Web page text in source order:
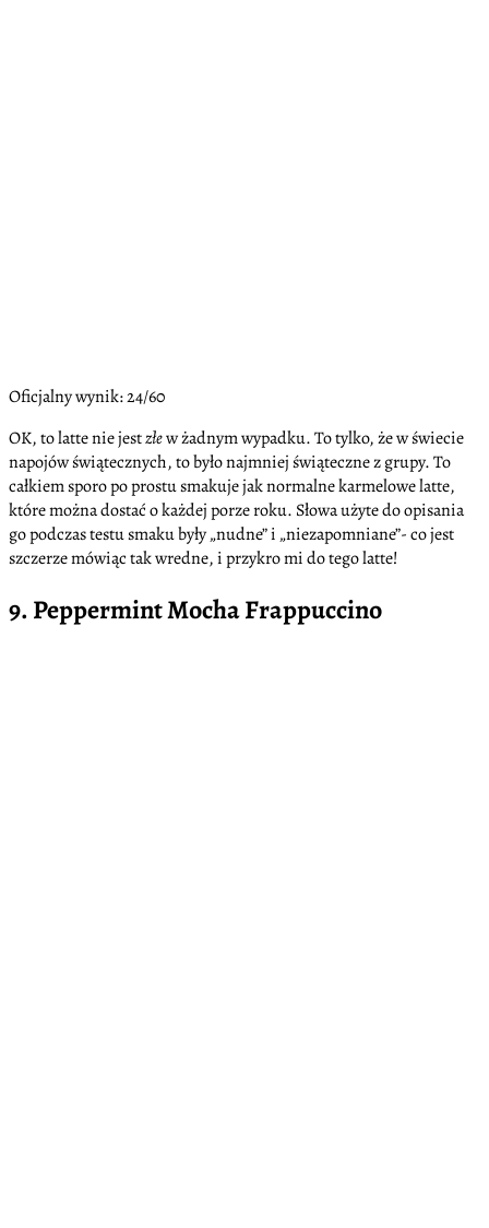
Oficjalny wynik: 24/60
OK, to latte nie jestzłew żadnym wypadku. To tylko, że w świecie
napojów świątecznych, to było najmniej świąteczne z grupy. To
całkiem sporo po prostu smakuje jak normalne karmelowe latte,
które można dostać o każdej porze roku. Słowa użyte do opisania
go podczas testu smaku były „nudne” i „niezapomniane”- co jest
szczerze mówiąc tak wredne, i przykro mi do tego latte!
9. Peppermint Mocha Frappuccino